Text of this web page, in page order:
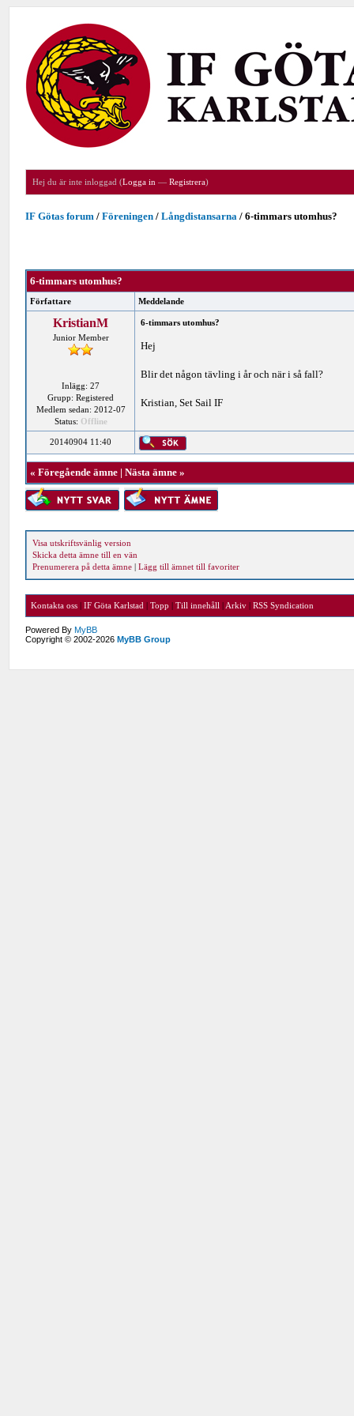
Hej du är inte inloggad (Logga in —Registrera)
IF Götas forum /Föreningen /Långdistansarna /6-timmars utomhus?
6-timmars utomhus?
Författare Meddelande
KristianM
Junior Member
Inlägg: 27
Grupp: Registered
Medlem sedan: 2012-07
Status: Offline
6-timmars utomhus?
Hej
Blir det någon tävling i år och när i så fall?
Kristian, Set Sail IF
20140904 11:40
«Föregående ämne |Nästa ämne »
Visa utskriftsvänlig version
Skicka detta ämne till en vän
Prenumerera på detta ämne |Lägg till ämnet till favoriter
Kontakta oss |IF Göta Karlstad |Topp |Till innehåll | Arkiv |RSS Syndication
Powered ByMyBB
Copyright © 2002-2026MyBB Group